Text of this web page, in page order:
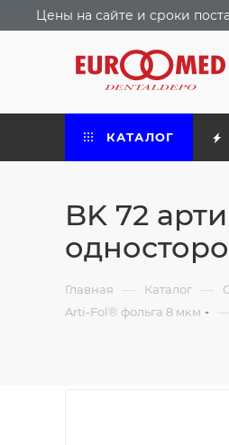
Цены на сайте и сроки
КАТАЛОГ
BK 72
Главная — Каталог —
Arti-Fol® фольга 8 мкм